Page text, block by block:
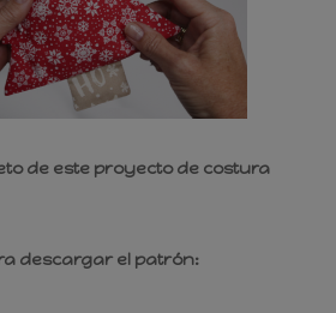
de este proyecto de costura
descargar el patrón: